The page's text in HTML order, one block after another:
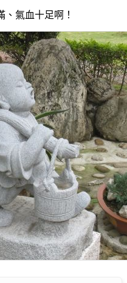
氣血十足啊！